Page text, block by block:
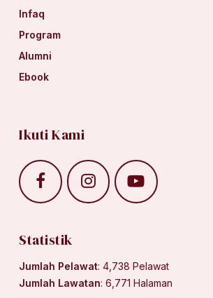
Infaq
Program
Alumni
Ebook
Ikuti Kami
Statistik
Jumlah Pelawat: 4,738 Pelawat
Jumlah Lawatan: 6,771 Halaman